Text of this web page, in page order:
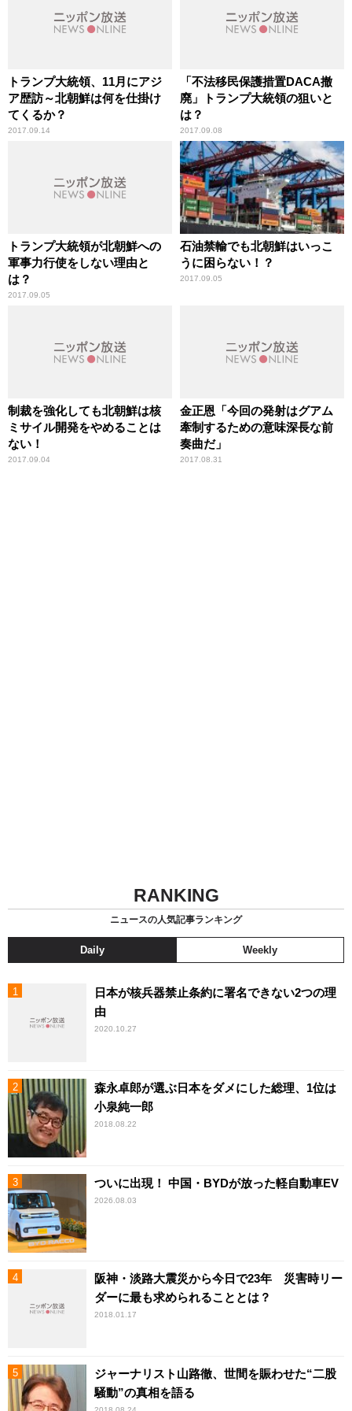
トランプ大統領、11月にアジ
ア歴訪～北朝鮮は何を仕掛け
てくるか？
2017.09.14
「不法移民保護措置DACA撤
廃」トランプ大統領の狙いと
は？
2017.09.08
トランプ大統領が北朝鮮への
軍事力行使をしない理由と
は？
2017.09.05
石油禁輸でも北朝鮮はいっこ
うに困らない！？
2017.09.05
制裁を強化しても北朝鮮は核
ミサイル開発をやめることは
ない！
2017.09.04
金正恩「今回の発射はグアム
牽制するための意味深長な前
奏曲だ」
2017.08.31
RANKING
ニュースの人気記事ランキング
Daily Weekly
日本が核兵器禁止条約に署名できない2つの理
由
2020.10.27
森永卓郎が選ぶ日本をダメにした総理、1位は
小泉純一郎
2018.08.22
ついに出現！ 中国・BYDが放った軽自動車EV
2026.08.03
阪神・淡路大震災から今日で23年 災害時リー
ダーに最も求められることとは？
2018.01.17
ジャーナリスト山路徹、世間を賑わせた“二股
騒動”の真相を語る